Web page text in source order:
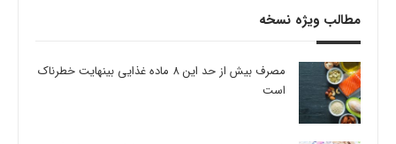
مطالب ویژه نسخه
مصرف بیش از حد این 8 ماده غذایی بینهایت خطرناک
است